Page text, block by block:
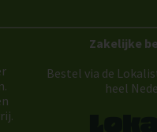
Zakelijke
Bestel via de
heel